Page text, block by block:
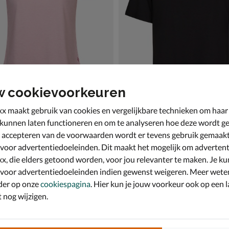
Go Walk Luxe Rib Tee
voor € 20,99
Timberland
Shirt - zwart
van € 29,99 voor € 17,99
29, 99 17, 99
cookievoorkeuren
maakt gebruik van cookies en vergelijkbare technieken om
laten functioneren en om te analyseren hoe deze wordt
van de voorwaarden wordt er tevens gebruik
advertentiedoeleinden. Dit maakt het mogelijk om
die elders getoond worden, voor jou relevanter te maken. Je
advertentiedoeleinden indien gewenst weigeren. Meer
op onzecookiespagina. Hier kun je jouw voorkeur ook op een
nog wijzigen.